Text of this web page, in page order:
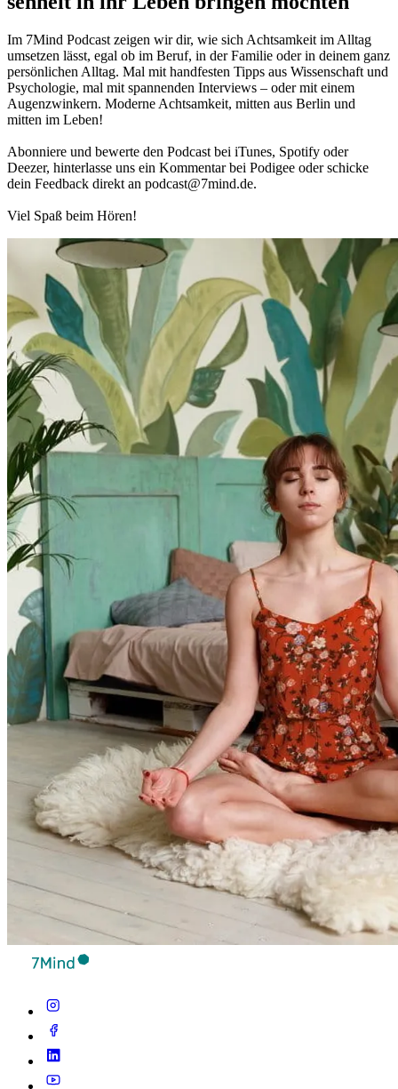
Im 7Mind Pod­cast zeigen wir dir, wie sich Acht­sam­keit im Alltag
umset­zen lässt, egal ob im Beruf, in der Fami­lie oder in deinem ganz
per­sön­li­chen Alltag. Mal mit hand­fes­ten Tipps aus Wis­sen­schaft und
Psy­cho­lo­gie, mal mit spannenden Interviews – oder mit einem
Augen­zwin­kern. Moderne Acht­sam­keit, mitten aus Berlin und
mitten im Leben!
Abon­niere und bewerte den Pod­cast bei iTunes, Spo­tify oder
Deezer, hin­ter­lasse uns ein Kom­men­tar bei Podigee oder schi­cke
dein Feed­back direkt an podcast@​7​mind.​de.
Viel Spaß beim Hören!